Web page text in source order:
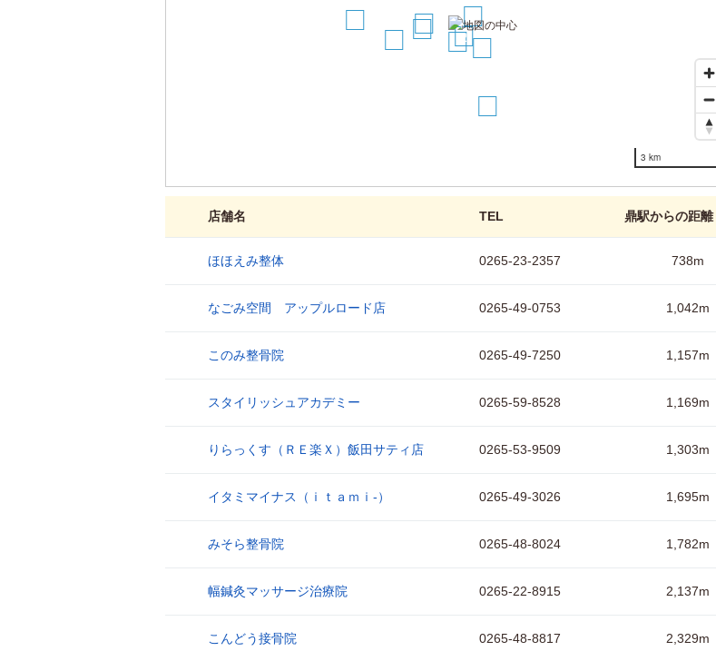
1
2
3
4
5
3 km
店舗名 TEL 鼎駅からの距離
ほほえみ整体 0265-23-2357 738m
なごみ空間 アップルロード店 0265-49-0753 1,042m
このみ整骨院 0265-49-7250 1,157m
スタイリッシュアカデミー 0265-59-8528 1,169m
りらっくす（ＲＥ楽Ｘ）飯田サティ店 0265-53-9509 1,303m
イタミマイナス（ｉｔａｍｉ‐） 0265-49-3026 1,695m
みそら整骨院 0265-48-8024 1,782m
幅鍼灸マッサージ治療院 0265-22-8915 2,137m
こんどう接骨院 0265-48-8817 2,329m